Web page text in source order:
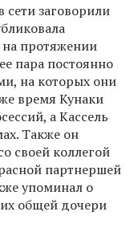
заговорили
протяжении
пара постоянно
на которых они
время Кунаки
а Кассель
Также он
своей коллегой
партнершей
упоминал о
общей дочери